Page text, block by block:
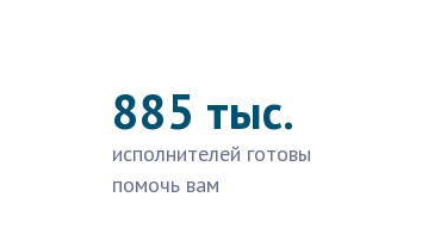
885 тыс.
исполнителей готовы
помочь вам